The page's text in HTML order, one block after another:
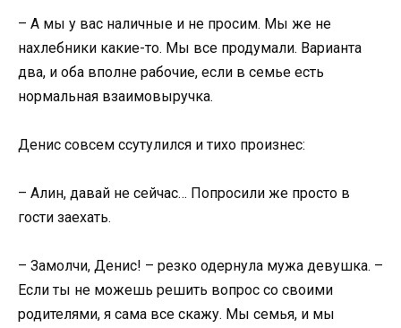
– А мы у вас наличные и не просим. Мы же не
нахлебники какие-то. Мы все продумали. Варианта
два, и оба вполне рабочие, если в семье есть
нормальная взаимовыручка.
Денис совсем ссутулился и тихо произнес:
– Алин, давай не сейчас… Попросили же просто в
гости заехать.
– Замолчи, Денис! – резко одернула мужа девушка. –
Если ты не можешь решить вопрос со своими
родителями, я сама все скажу. Мы семья, и мы